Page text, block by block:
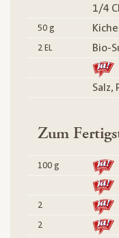
1/4
50 g
2 EL
Bio-
Zum
100 g
2
2